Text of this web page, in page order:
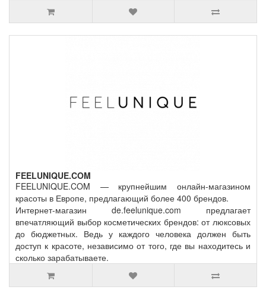
FEELUNIQUE.COM
FEELUNIQUE.COM — крупнейшим онлайн-магазином
красоты в Европе, предлагающий более 400 брендов.
Интернет-магазин de.feelunique.com предлагает
впечатляющий выбор косметических брендов: от люксовых
до бюджетных. Ведь у каждого человека должен быть
доступ к красоте, независимо от того, где вы находитесь и
сколько зарабатываете.